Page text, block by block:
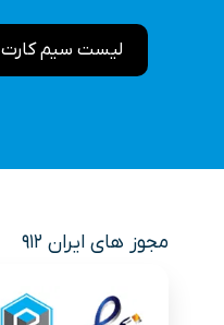
لیست سیم کارت 0912
مجوز های ایران 912